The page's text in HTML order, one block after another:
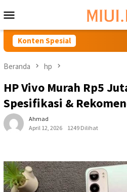
ke
kontenMobile
Konten Spesial
Beranda hp
HP Vivo Murah Rp5
Spesifikasi &
Ahmad
April 12, 2026
1249 Dilihat